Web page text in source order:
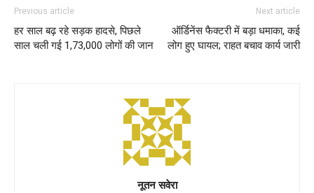
Previous article
हर साल बढ़ रहे सड़क हादसे, पिछले
साल चली गई 1,73,000 लोगों की जान
Next article
ऑर्डिनेंस फैक्टरी में बड़ा धमाका, कई
लोग हुए घायल; राहत बचाव कार्य जारी
नूतन सवेरा